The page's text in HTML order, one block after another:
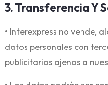
3. Transferencia Y
• Interexpress no vende,
datos personales con
publicitarios ajenos a